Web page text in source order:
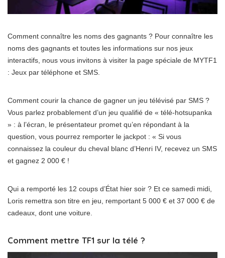
Comment connaître les noms des gagnants ? Pour connaître les
noms des gagnants et toutes les informations sur nos jeux
interactifs, nous vous invitons à visiter la page spéciale de MYTF1
: Jeux par téléphone et SMS.
Comment courir la chance de gagner un jeu télévisé par SMS ?
Vous parlez probablement d’un jeu qualifié de « télé-hotsupanka
» : à l’écran, le présentateur promet qu’en répondant à la
question, vous pourrez remporter le jackpot : « Si vous
connaissez la couleur du cheval blanc d’Henri IV, recevez un SMS
et gagnez 2 000 € !
Qui a remporté les 12 coups d’État hier soir ? Et ce samedi midi,
Loris remettra son titre en jeu, remportant 5 000 € et 37 000 € de
cadeaux, dont une voiture.
Comment mettre TF1 sur la télé ?